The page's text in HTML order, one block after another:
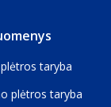
2025 m.
taryba
plėtros taryba